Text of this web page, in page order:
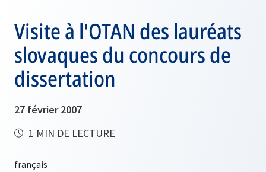
Visite à l'OTAN des lauréats
slovaques du concours de
dissertation
27 février 2007
1 MIN DE LECTURE